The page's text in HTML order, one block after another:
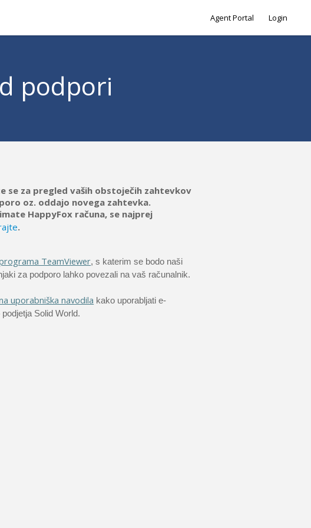
Agent Portal Login
podpori
se za pregled vaših obstoječih zahtevkov
oz. oddajo novega zahtevka.
HappyFox računa, se najprej
.
TeamViewer, s katerim se bodo naši
za podporo lahko povezali na vaš računalnik.
uporabniška navodila kako uporabljati e-
podjetja Solid World.